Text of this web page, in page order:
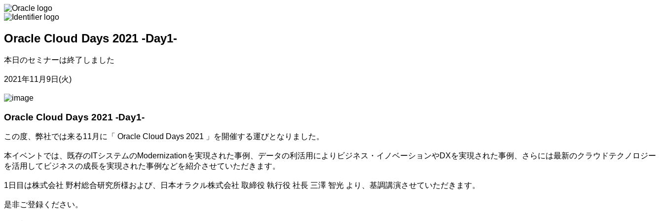
Oracle Cloud Days 2021 -Day1-
本日のセミナーは終了しました
2021年11月9日(火)
Oracle Cloud Days 2021 -Day1-
この度、弊社では来る11月に「 Oracle Cloud Days 2021 」を開催する運びとなりました。
本イベントでは、既存のITシステムのModernizationを実現された事例、データの利活用によりビジネス・イノベーションやDXを実現された事例、さらには最新のクラウドテクノロジー
を活用してビジネスの成長を実現された事例などを紹介させていただきます。
1日目は株式会社 野村総合研究所様および、日本オラクル株式会社 取締役 執行役 社長 三澤 智光 より、基調講演させていただきます。
是非ご登録ください。